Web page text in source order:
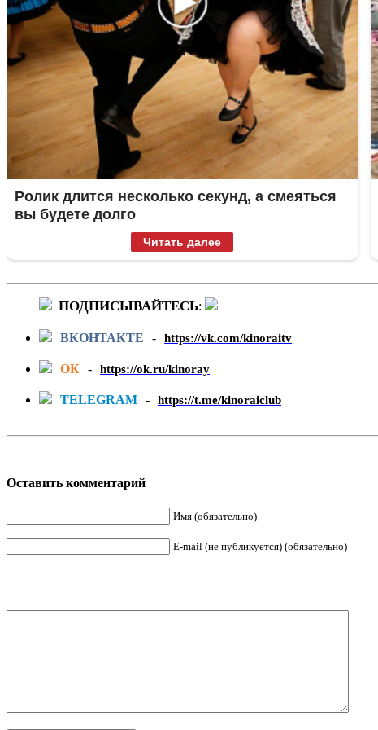
Ролик длится несколько секунд, а смеяться
вы будете долго
Читать далее
ПОДПИСЫВАЙТЕСЬ:
ВКОНТАКТЕ - https://vk.com/kinoraitv
ОК - https://ok.ru/kinoray
TELEGRAM - https://t.me/kinoraiclub
Оставить комментарий
Имя (обязательно)
E-mail (не публикуется) (обязательно)